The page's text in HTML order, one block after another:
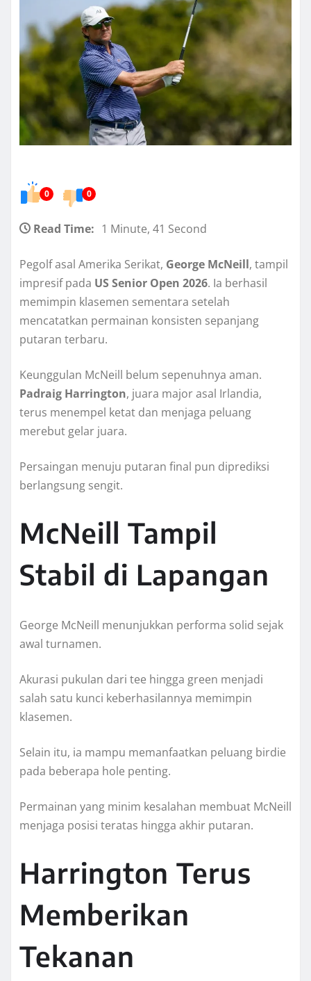
0 0
Read Time: 1 Minute, 41 Second
Pegolf asal Amerika Serikat, George McNeill, tampil
impresif pada US Senior Open 2026. Ia berhasil
memimpin klasemen sementara setelah
mencatatkan permainan konsisten sepanjang
putaran terbaru.
Keunggulan McNeill belum sepenuhnya aman.
Padraig Harrington, juara major asal Irlandia,
terus menempel ketat dan menjaga peluang
merebut gelar juara.
Persaingan menuju putaran final pun diprediksi
berlangsung sengit.
McNeill Tampil
Stabil di Lapangan
George McNeill menunjukkan performa solid sejak
awal turnamen.
Akurasi pukulan dari tee hingga green menjadi
salah satu kunci keberhasilannya memimpin
klasemen.
Selain itu, ia mampu memanfaatkan peluang birdie
pada beberapa hole penting.
Permainan yang minim kesalahan membuat McNeill
menjaga posisi teratas hingga akhir putaran.
Harrington Terus
Memberikan
Tekanan